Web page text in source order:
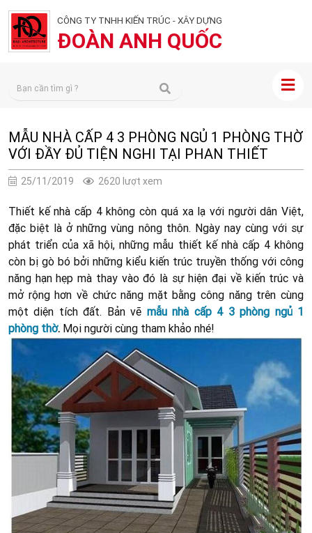
CÔNG TY TNHH KIẾN TRÚC - XÂY DỰNG
ĐOÀN ANH QUỐC
MẪU NHÀ CẤP 4 3 PHÒNG NGỦ 1 PHÒNG THỜ
VỚI ĐẦY ĐỦ TIỆN NGHI TẠI PHAN THIẾT
25/11/2019 2620 lượt xem
Thiết kế nhà cấp 4 không còn quá xa lạ với người dân Việt,
đặc biệt là ở những vùng nông thôn. Ngày nay cùng với sự
phát triển của xã hội, những mẫu thiết kế nhà cấp 4 không
còn bị gò bó bởi những kiểu kiến trúc truyền thống với công
năng hạn hẹp mà thay vào đó là sự hiện đại về kiến trúc và
mở rộng hơn về chức năng mặt bằng công năng trên cùng
một diện tích đất. Bản vẽ mẫu nhà cấp 4 3 phòng ngủ 1
phòng thờ. Mọi người cùng tham khảo nhé!